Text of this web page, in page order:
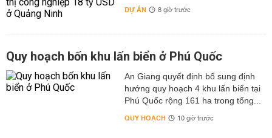
DỰ ÁN 8 giờ trước
Quy hoạch bốn khu lấn biển ở Phú Quốc
An Giang quyết định bổ sung định
hướng quy hoạch 4 khu lấn biển tại
Phú Quốc rộng 161 ha trong tổng...
QUY HOẠCH 10 giờ trước